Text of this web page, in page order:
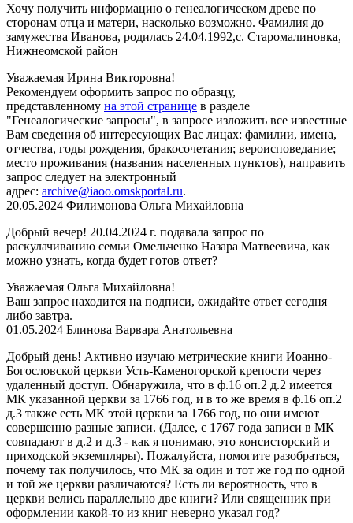
Хочу получить информацию о генеалогическом древе по
сторонам отца и матери, насколько возможно. Фамилия до
замужества Иванова, родилась 24.04.1992,с. Старомалиновка,
Нижнеомской район
Уважаемая Ирина Викторовна!
Рекомендуем оформить запрос по образцу,
представленному на этой странице в разделе
"Генеалогические запросы", в запросе изложить все известные
Вам сведения об интересующих Вас лицах: фамилии, имена,
отчества, годы рождения, бракосочетания; вероисповедание;
место проживания (названия населенных пунктов), направить
запрос следует на электронный
адрес: archive@iaoo.omskportal.ru.
20.05.2024 Филимонова Ольга Михайловна
Добрый вечер! 20.04.2024 г. подавала запрос по
раскулачиванию семьи Омельченко Назара Матвеевича, как
можно узнать, когда будет готов ответ?
Уважаемая Ольга Михайловна!
Ваш запрос находится на подписи, ожидайте ответ сегодня
либо завтра.
01.05.2024 Блинова Варвара Анатольевна
Добрый день! Активно изучаю метрические книги Иоанно-
Богословской церкви Усть-Каменогорской крепости через
удаленный доступ. Обнаружила, что в ф.16 оп.2 д.2 имеется
МК указанной церкви за 1766 год, и в то же время в ф.16 оп.2
д.3 также есть МК этой церкви за 1766 год, но они имеют
совершенно разные записи. (Далее, с 1767 года записи в МК
совпадают в д.2 и д.3 - как я понимаю, это консисторский и
приходской экземпляры). Пожалуйста, помогите разобраться,
почему так получилось, что МК за один и тот же год по одной
и той же церкви различаются? Есть ли вероятность, что в
церкви велись параллельно две книги? Или священник при
оформлении какой-то из книг неверно указал год?